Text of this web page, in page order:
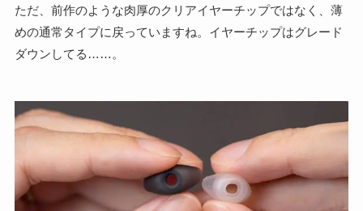
ただ、前作のような肉厚のクリアイヤーチップではなく、薄
めの通常タイプに戻っていますね。イヤーチップはグレード
ダウンしてる……。